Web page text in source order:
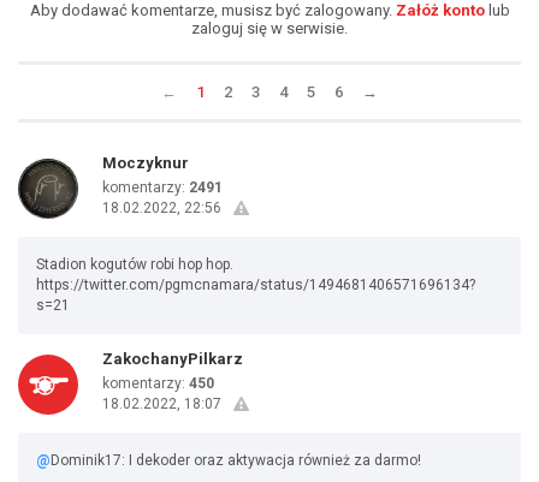
Aby dodawać komentarze, musisz być zalogowany. Załóż kontolub
zaloguj się w serwisie.
← 1 2 3 4 5 6 →
Moczyknur
komentarzy: 2491
18.02.2022, 22:56
Stadion kogutów robi hop hop.
https://twitter.com/pgmcnamara/status/1494681406571696134?
s=21
ZakochanyPilkarz
komentarzy: 450
18.02.2022, 18:07
@ Dominik17: I dekoder oraz aktywacja również za darmo!